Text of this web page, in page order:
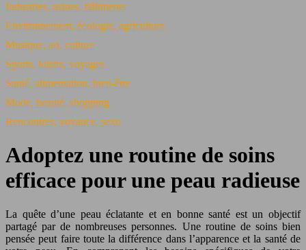
Industries, usines, bâtiments
Environnement, écologie, agriculture
Musique, art, culture
Sports, loisirs, voyages
Santé, alimentation, bien-être
Mode, beauté, shopping
Rencontres, voyance, sexo
Adoptez une routine de soins
efficace pour une peau radieuse
La quête d’une peau éclatante et en bonne santé est un objectif
partagé par de nombreuses personnes. Une routine de soins bien
pensée peut faire toute la différence dans l’apparence et la santé de